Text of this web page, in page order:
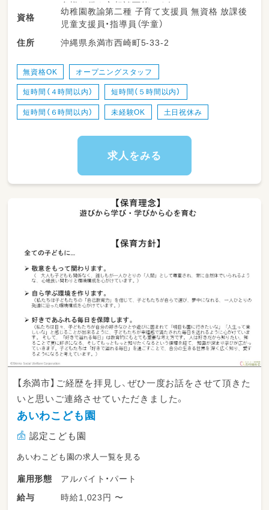
多様な働き方相談可能です！
糸満市にある定員120名の認可こども園です。
姉妹園でこども園や小規模保育園もあるので
希望すれば法人内の異動も可能です☆
※令和6年度から新規園あり、オープニング保育
資格
幼稚園教諭第二種 子育て支援員 無資格 放課後
児童支援員・指導員（学童）
住所
沖縄県糸満市西崎町5-33-2
無資格OK オープニングスタッフ
短時間（４時間以内） 短時間（５時間以内）
短時間（６時間以内） 未経験OK 土日祝休み
求人をみる
【糸満市】ご経歴を拝見し、ぜひ一度お話をさせて頂きた
いと思いご連絡させていただきました。
あいわこども園
認定こども園
あいわこども園の求人一覧を見る
雇用形態
アルバイト・パート
給与
時給1,023円 〜